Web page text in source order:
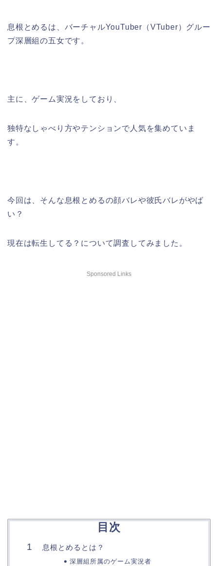
息根とめるは、バーチャルYouTuber（VTuber）グルー
プ深層組の五女です。
主に、ゲーム実況をしており、
独特なしゃべり方やテンションで人気を集めていま
す。
今回は、そんな息根とめるの顔バレや彼氏バレがやば
い？
現在は転生してる？について調査してみました。
Sponsored Links
目次
息根とめるとは？
深層組所属のゲーム実況者